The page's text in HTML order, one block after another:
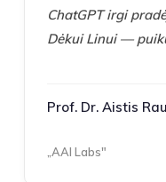
ChatGPT irgi
Dėkui Linui —
Prof. Dr. Aistis
„AAI Labs"